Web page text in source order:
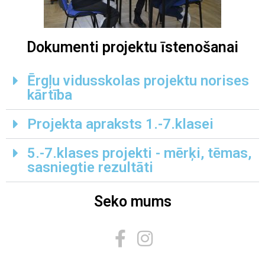
Dokumenti projektu īstenošanai
Ērgļu vidusskolas projektu norises
kārtība
Projekta apraksts 1.-7.klasei
5.-7.klases projekti - mērķi, tēmas,
sasniegtie rezultāti
Seko mums